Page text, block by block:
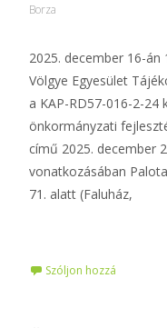
Borza
2025. december 16-
Völgye Egyesület
a KAP-RD57-016-2-24
önkormányzati
című 2025. december
vonatkozásában
71. alatt (Faluház,
Szóljon hozzá